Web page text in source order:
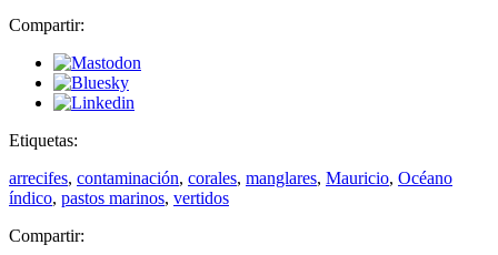
Compartir:
Etiquetas:
arrecifes, contaminación, corales, manglares, Mauricio, Océano
índico, pastos marinos, vertidos
Compartir: